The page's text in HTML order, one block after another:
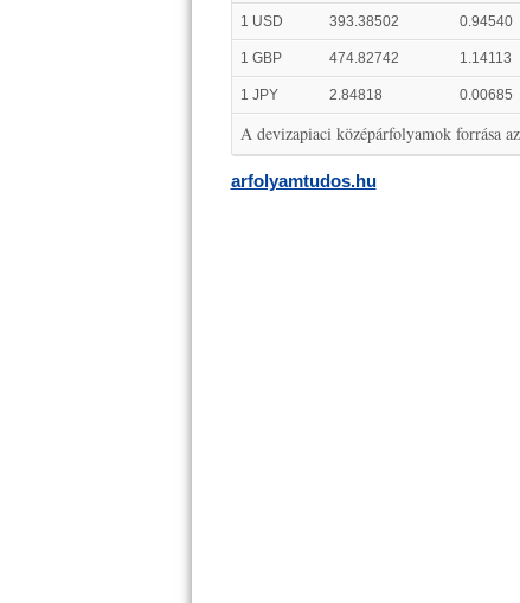
1 USD 393.38502 0.94540
1 GBP 474.82742 1.14113
1 JPY 2.84818 0.00685
A devizapiaci középárfolyamok forrása
arfolyamtudos.hu